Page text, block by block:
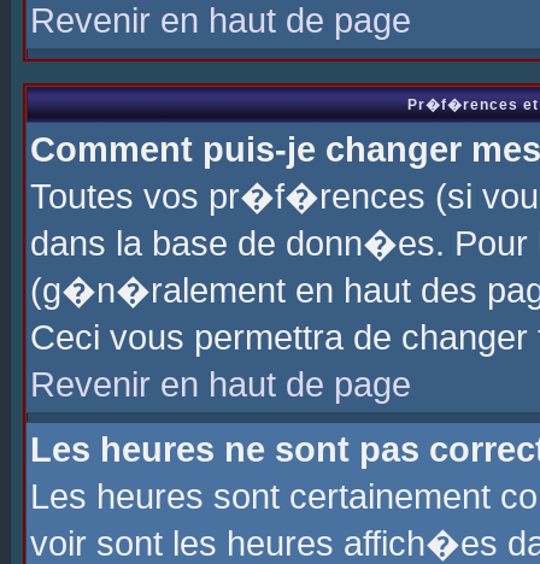
Revenir en haut de page
Pr�f�rences et
Comment puis-je changer
Toutes vos pr�f�rences (si
dans la base de donn�es.
(g�n�ralement en haut des
Ceci vous permettra de
Revenir en haut de page
Les heures ne sont pas
Les heures sont certainement
voir sont les heures affich�es